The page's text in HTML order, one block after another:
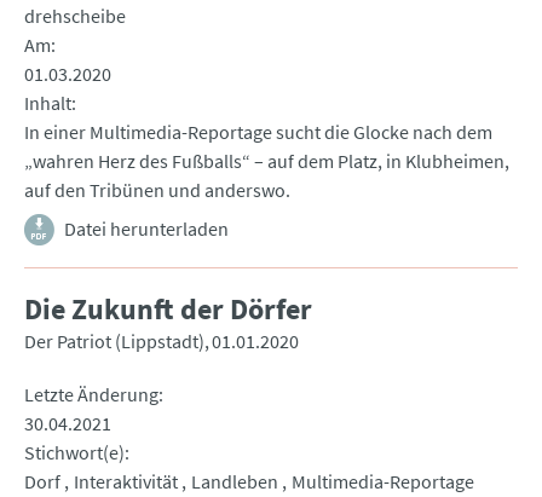
drehscheibe
Am
01.03.2020
Inhalt
In einer Multimedia-Reportage sucht die Glocke nach dem
„wahren Herz des Fußballs“ – auf dem Platz, in Klubheimen,
auf den Tribünen und anderswo.
Datei herunterladen
Die Zukunft der Dörfer
Der Patriot (Lippstadt) 01.01.2020
Letzte Änderung
30.04.2021
Stichwort(e)
Dorf Interaktivität Landleben
Multimedia-Reportage